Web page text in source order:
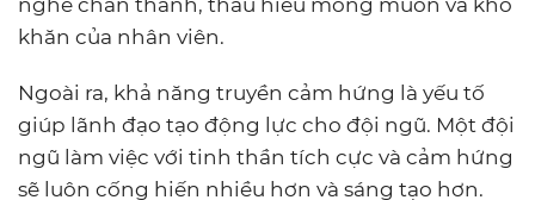
nghe chân thành, thấu hiểu mong muốn và khó
khăn của nhân viên.
Ngoài ra, khả năng truyền cảm hứng là yếu tố
giúp lãnh đạo tạo động lực cho đội ngũ. Một đội
ngũ làm việc với tinh thần tích cực và cảm hứng
sẽ luôn cống hiến nhiều hơn và sáng tạo hơn.